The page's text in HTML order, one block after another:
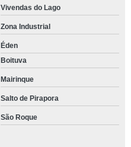
Vivendas do Lago
Zona Industrial
Éden
Boituva
Mairinque
Salto de Pirapora
São Roque